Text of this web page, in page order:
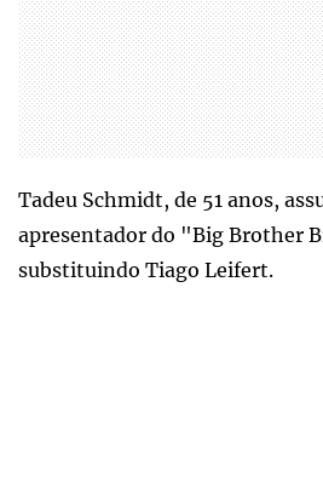
Tadeu Schmidt, de 51 anos,
apresentador do "Big Brother
substituindo Tiago Leifert.